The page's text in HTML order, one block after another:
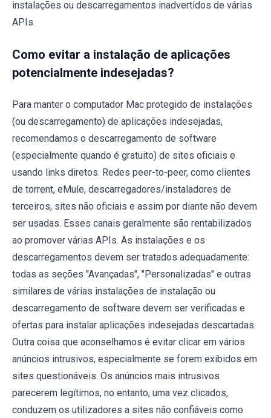
instalações ou descarregamentos inadvertidos de várias
APIs.
Como evitar a instalação de aplicações
potencialmente indesejadas?
Para manter o computador Mac protegido de instalações
(ou descarregamento) de aplicações indesejadas,
recomendamos o descarregamento de software
(especialmente quando é gratuito) de sites oficiais e
usando links diretos. Redes peer-to-peer, como clientes
de torrent, eMule, descarregadores/instaladores de
terceiros, sites não oficiais e assim por diante não devem
ser usadas. Esses canais geralmente são rentabilizados
ao promover várias APIs. As instalações e os
descarregamentos devem ser tratados adequadamente:
todas as seções "Avançadas", "Personalizadas" e outras
similares de várias instalações de instalação ou
descarregamento de software devem ser verificadas e
ofertas para instalar aplicações indesejadas descartadas.
Outra coisa que aconselhamos é evitar clicar em vários
anúncios intrusivos, especialmente se forem exibidos em
sites questionáveis. Os anúncios mais intrusivos
parecerem legítimos, no entanto, uma vez clicados,
conduzem os utilizadores a sites não confiáveis como